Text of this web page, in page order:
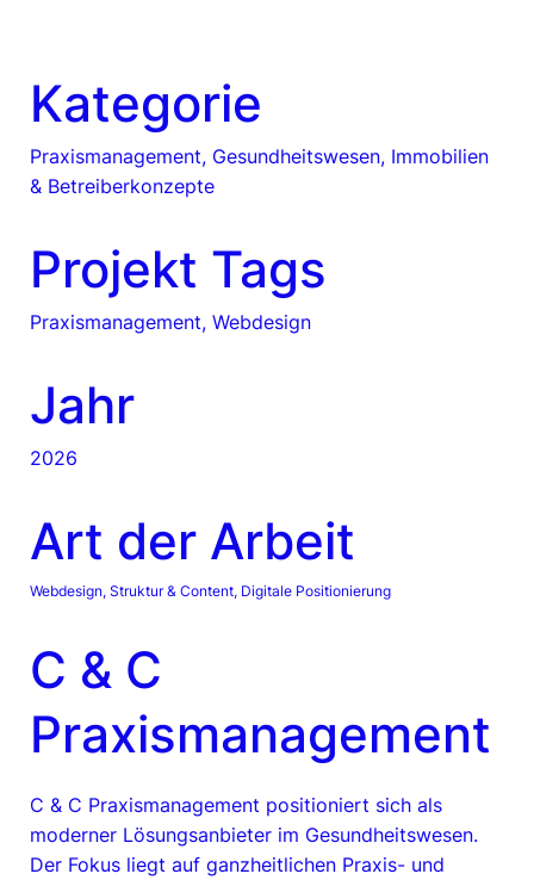
Kategorie
Praxismanagement, Gesundheitswesen, Immobilien
& Betreiberkonzepte
Projekt Tags
Praxismanagement, Webdesign
Jahr
2026
Art der Arbeit
Webdesign, Struktur & Content, Digitale Positionierung
C & C
Praxismanagement
C & C Praxismanagement positioniert sich als
moderner Lösungsanbieter im Gesundheitswesen.
Der Fokus liegt auf ganzheitlichen Praxis- und